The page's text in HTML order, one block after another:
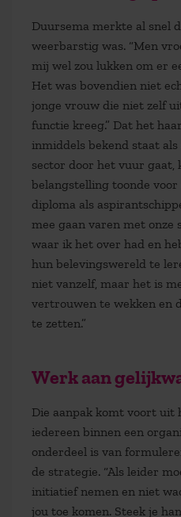
Duursema merkte al snel
weerbarstig was. “Men
mij wel zou lukken om er
Het was bovendien niet
jonge vrouw die niet zelf
functie kreeg.” Dat het
inmiddels bekend staat
sector door het vuur gaat,
belangstelling toonde
diploma als
mee gaan varen met onze
waar ik het over had en
hun belevingswereld te
niet vanzelf, maar het is
vertrouwen te wekken en
te zetten.”
Werk aan
Die aanpak komt voort
iedereen binnen een
onderdeel is van
de strategie. “Als leider
initiatief nemen en niet
jou toe komen. Steek je